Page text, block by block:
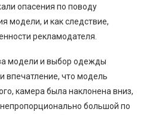
опасения по поводу
модели, и как следствие,
рекламодателя.
модели и выбор одежды
впечатление, что модель
камера была наклонена вниз,
большой по